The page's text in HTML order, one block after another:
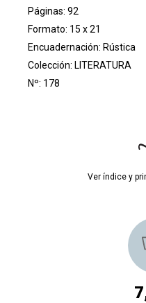
Páginas: 92
Formato: 15 x 21
Encuadernación: Rústica
Colección: LITERATURA
Nº: 178
Ver índice y